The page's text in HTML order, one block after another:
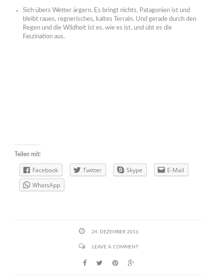
Sich übers Wetter ärgern. Es bringt nichts. Patagonien ist und
bleibt raues, regnerisches, kaltes Terrain. Und gerade durch den
Regen und die Wildheit ist es, wie es ist, und übt es die
Faszination aus.
Teilen mit:
Facebook Twitter Skype
E-Mail
WhatsApp
24. DEZEMBER 2016
LEAVE A COMMENT